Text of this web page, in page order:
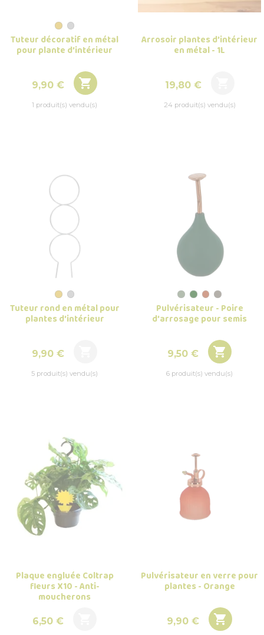
Tuteur décoratif en métal
pour plante d'intérieur
Prix
9,90 € 
1 produit(s) vendu(s)
Arrosoir plantes d'intérieur
en métal - 1L
Prix
19,80 €
24 produit(s) vendu(s)
Tuteur rond en métal pour
plantes d'intérieur
Prix
9,90 €
5 produit(s) vendu(s)
Pulvérisateur - Poire
d'arrosage pour semis
Prix
9,50 € 
6 produit(s) vendu(s)
Plaque engluée Coltrap
fleurs X10 - Anti-
moucherons
6,50 €
Pulvérisateur en verre pour
plantes - Orange
Prix
9,90 € 